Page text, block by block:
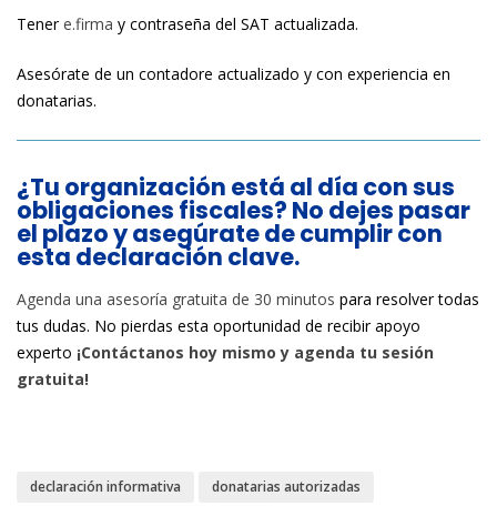
Tenere.firma y contraseña del SAT actualizada.
Asesórate de un contadore actualizado y con experiencia en
donatarias.
¿Tu organización está al día con sus
obligaciones fiscales? No dejes pasar
el plazo y asegúrate de cumplir con
esta declaración clave.
Agenda una asesoría gratuita de 30 minutos para resolver todas
tus dudas. No pierdas esta oportunidad de recibir apoyo
experto ¡Contáctanos hoy mismo y agenda tu sesión
gratuita!
declaración informativa
donatarias autorizadas